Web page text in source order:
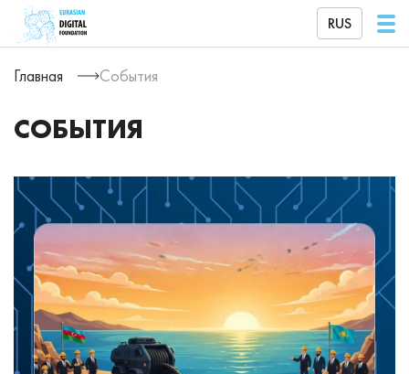
RUS
Главная События
СОБЫТИЯ